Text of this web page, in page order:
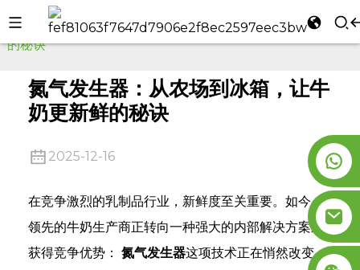
家 消息
氮气发生器：从农场到冰箱，让牛奶更新鲜
的秘诀
氮气发生器：从农场到冰箱，让牛
奶更新鲜的秘诀
2025-12-16
在竞争激烈的乳制品行业，新鲜度至关重要。如今，
领先的牛奶生产商正转向一种强大的内部解决方案来
获得竞争优势：氮气发生器这项技术正在悄然改变